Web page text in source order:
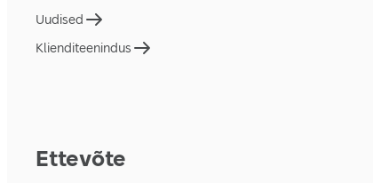
Uudised
Klienditeenindus
Ettevõte